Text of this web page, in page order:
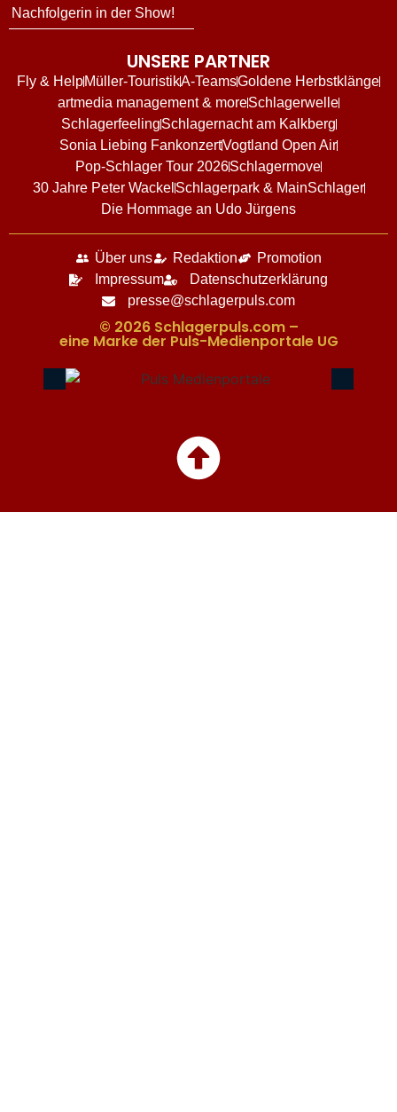
Nachfolgerin in der Show!
UNSERE PARTNER
Fly & HelpMüller-TouristikA-TeamsGoldene Herbstklänge
artmedia management & moreSchlagerwelle
SchlagerfeelingSchlagernacht am Kalkberg
Sonia Liebing FankonzertVogtland Open Air
Pop-Schlager Tour 2026Schlagermove
30 Jahre Peter Wackel Schlagerpark & MainSchlager
Die Hommage an Udo Jürgens
Über uns Redaktion
Promotion
Impressum
Datenschutzerklärung
presse@schlagerpuls.com
© 2026 Schlagerpuls.com –
eine Marke der Puls-Medienportale UG​